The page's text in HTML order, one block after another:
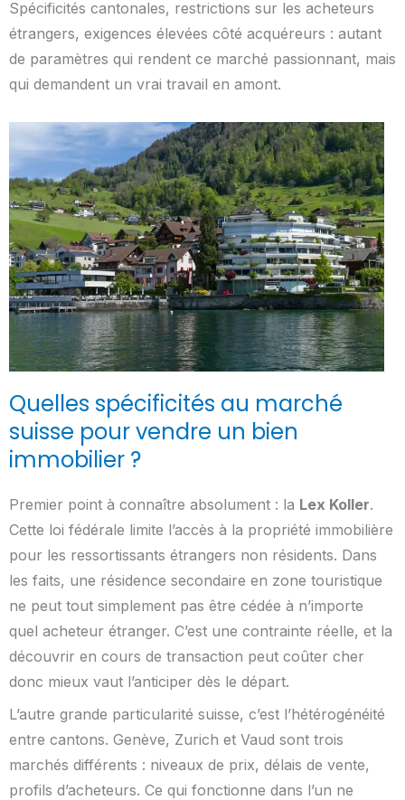
Spécificités cantonales, restrictions sur les acheteurs
étrangers, exigences élevées côté acquéreurs : autant
de paramètres qui rendent ce marché passionnant, mais
qui demandent un vrai travail en amont.
Quelles spécificités au marché
suisse pour vendre un bien
immobilier ?
Premier point à connaître absolument : la Lex Koller.
Cette loi fédérale limite l’accès à la propriété immobilière
pour les ressortissants étrangers non résidents. Dans
les faits, une résidence secondaire en zone touristique
ne peut tout simplement pas être cédée à n’importe
quel acheteur étranger. C’est une contrainte réelle, et la
découvrir en cours de transaction peut coûter cher
donc mieux vaut l’anticiper dès le départ.
L’autre grande particularité suisse, c’est l’hétérogénéité
entre cantons. Genève, Zurich et Vaud sont trois
marchés différents : niveaux de prix, délais de vente,
profils d’acheteurs. Ce qui fonctionne dans l’un ne